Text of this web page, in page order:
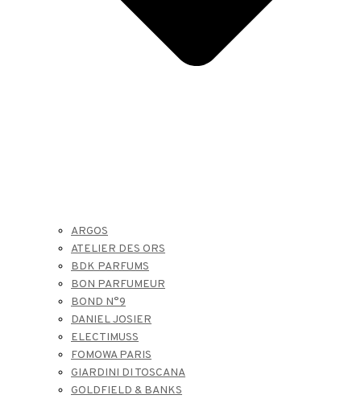
ARGOS
ATELIER DES ORS
BDK PARFUMS
BON PARFUMEUR
BOND N°9
DANIEL JOSIER
ELECTIMUSS
FOMOWA PARIS
GIARDINI DI TOSCANA
GOLDFIELD & BANKS